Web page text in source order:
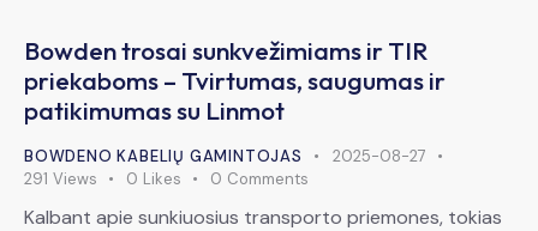
Bowden trosai sunkvežimiams ir TIR
priekaboms – Tvirtumas, saugumas ir
patikimumas su Linmot
BOWDENO KABELIŲ GAMINTOJAS
2025-08-27
291 Views 0 Likes 0 Comments
Kalbant apie sunkiuosius transporto priemones, tokias